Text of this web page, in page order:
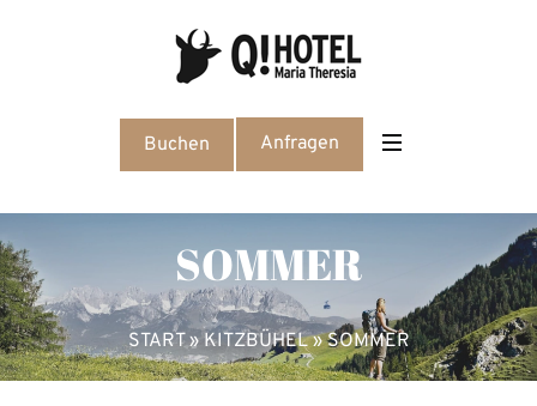
Buchen Anfragen
SOMMER
START»KITZBÜHEL»SOMMER